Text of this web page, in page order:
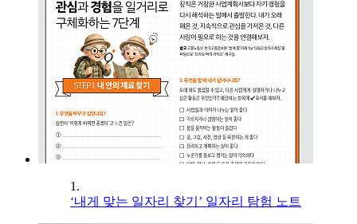
1.
‘내게 맞는 일자리 찾기’ 일자리 탐험 노트